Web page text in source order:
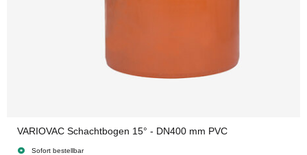
VARIOVAC Schachtbogen 15° - DN400 mm PVC
Sofort bestellbar